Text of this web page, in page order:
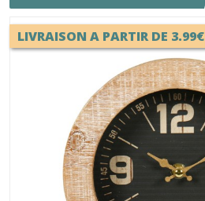
LIVRAISON A PARTIR DE 3.99€